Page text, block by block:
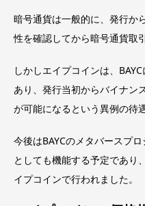
暗号通貨は一般的に、発行か
性を確認してから暗号通貨取
しかしエイプコインは、
あり、発行当初からバイナン
が可能になるという異例の待
今後はBAYCのメタバースプ
としても機能する予定であり
イプコインで行われました。